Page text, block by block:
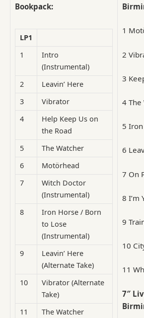
Bookpack:
LP1
1
Intro
(Instrumental)
2
Leavin’ Here
3
Vibrator
4
Help Keep Us on
the Road
5
The Watcher
6
Motörhead
7
Witch Doctor
(Instrumental)
8
Iron Horse / Born
to Lose
(Instrumental)
9
Leavin’ Here
(Alternate Take)
10
Vibrator (Alternate
Take)
11
The Watcher
1
2
3
4 The
5 Iron
6
7 On
8 I’m
9
10
11
7″